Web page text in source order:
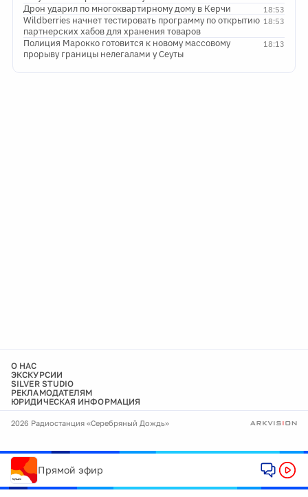
18:53
Дрон ударил по многоквартирному дому в Керчи
18:53
Wildberries начнет тестировать программу по открытию
партнерских хабов для хранения товаров
18:13
Полиция Марокко готовится к новому массовому
прорыву границы нелегалами у Сеуты
О НАС
ЭКСКУРСИИ
SILVER STUDIO
РЕКЛАМОДАТЕЛЯМ
ЮРИДИЧЕСКАЯ ИНФОРМАЦИЯ
2026 Радиостанция «Серебряный Дождь»
Прямой эфир